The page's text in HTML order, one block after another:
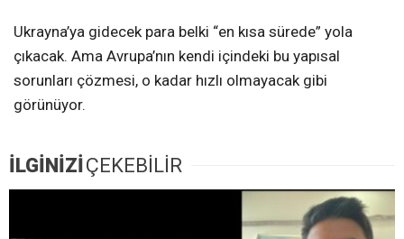
Ukrayna’ya gidecek para belki “en kısa sürede” yola
çıkacak. Ama Avrupa’nın kendi içindeki bu yapısal
sorunları çözmesi, o kadar hızlı olmayacak gibi
görünüyor.
İLGİNİZİÇEKEBİLİR